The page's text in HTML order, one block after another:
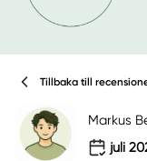
Tillbaka till
Markus
juli